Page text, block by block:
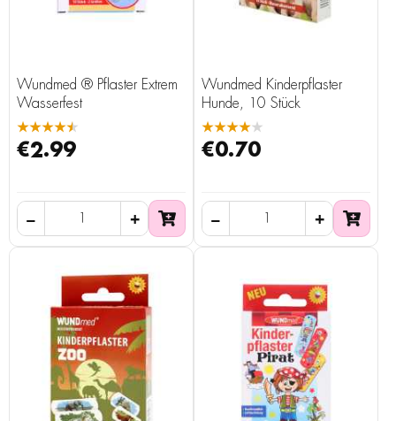
Wundmed ® Pflaster Extrem
Wasserfest
★★★★★
€2.99
Wundmed Kinderpflaster
Hunde, 10 Stück
★★★★★
€0.70